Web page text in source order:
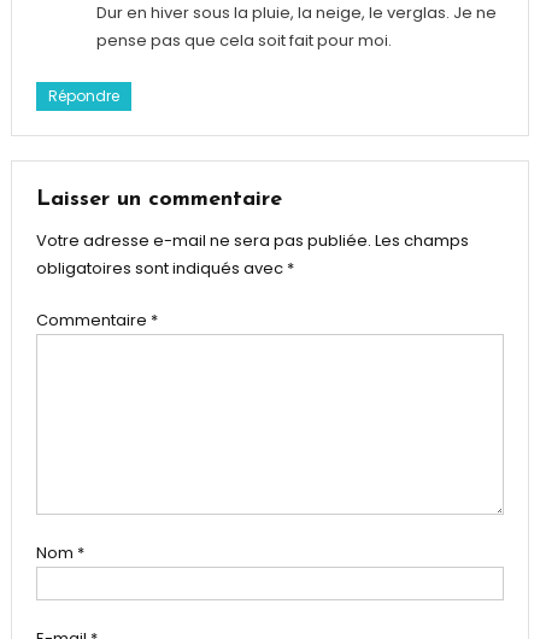
Dur en hiver sous la pluie, la neige, le verglas. Je ne
pense pas que cela soit fait pour moi.
Répondre
Laisser un commentaire
Votre adresse e-mail ne sera pas publiée. Les champs
obligatoires sont indiqués avec *
Commentaire *
Nom *